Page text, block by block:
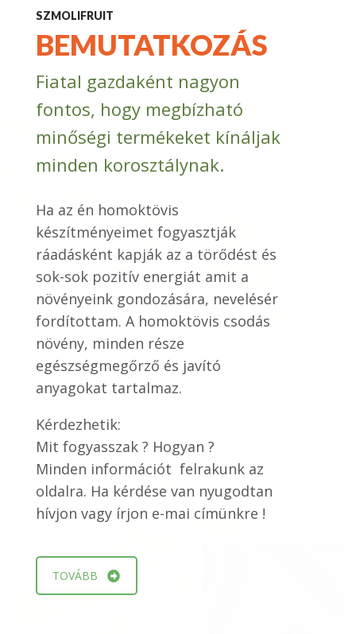
SZMOLIFRUIT
BEMUTATKOZÁS
Fiatal gazdaként nagyon
fontos, hogy megbízható
minőségi termékeket kínáljak
minden korosztálynak.
Ha az én homoktövis
készítményeimet fogyasztják
ráadásként kapják az a törődést és
sok-sok pozitív energiát amit a
növényeink gondozására, nevelésér
fordítottam. A homoktövis csodás
növény, minden része
egészségmegőrző és javító
anyagokat tartalmaz.
Kérdezhetik:
Mit fogyasszak ? Hogyan ?
Minden információt felrakunk az
oldalra. Ha kérdése van nyugodtan
hívjon vagy írjon e-mai címünkre !
TOVÁBB